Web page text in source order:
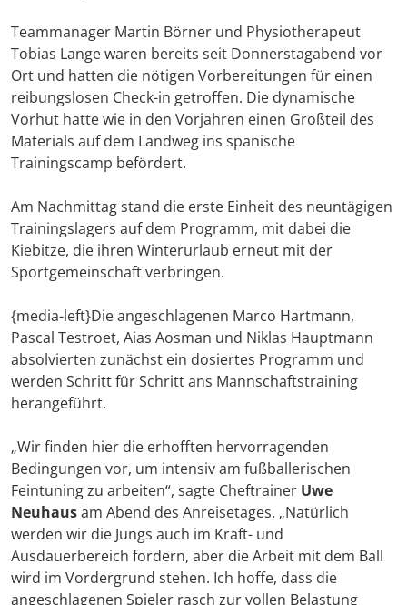
Teammanager Martin Börner und Physiotherapeut
Tobias Lange waren bereits seit Donnerstagabend vor
Ort und hatten die nötigen Vorbereitungen für einen
reibungslosen Check-in getroffen. Die dynamische
Vorhut hatte wie in den Vorjahren einen Großteil des
Materials auf dem Landweg ins spanische
Trainingscamp befördert.
Am Nachmittag stand die erste Einheit des neuntägigen
Trainingslagers auf dem Programm, mit dabei die
Kiebitze, die ihren Winterurlaub erneut mit der
Sportgemeinschaft verbringen.
{media-left}Die angeschlagenen Marco Hartmann,
Pascal Testroet, Aias Aosman und Niklas Hauptmann
absolvierten zunächst ein dosiertes Programm und
werden Schritt für Schritt ans Mannschaftstraining
herangeführt.
„Wir finden hier die erhofften hervorragenden
Bedingungen vor, um intensiv am fußballerischen
Feintuning zu arbeiten“, sagte Cheftrainer Uwe
Neuhausam Abend des Anreisetages. „Natürlich
werden wir die Jungs auch im Kraft- und
Ausdauerbereich fordern, aber die Arbeit mit dem Ball
wird im Vordergrund stehen. Ich hoffe, dass die
angeschlagenen Spieler rasch zur vollen Belastung